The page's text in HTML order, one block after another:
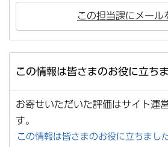
この担当課にメール
この情報は皆さまのお役に立ち
お寄せいただいた評価はサイト運
す。
この情報は皆さまのお役に立ちまし